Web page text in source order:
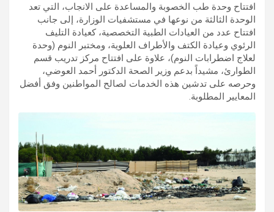
افتتاح وحدة طب الخصوبة والمساعدة على الانجاب، التي تعد
الوحدة الثالثة من نوعها في مستشفيات الوزارة، إلى جانب
افتتاح عدد من العيادات الطبية التخصصية، كعيادة التليف
الرئوي وعيادة الكتف والأطراف العلوية، ومختبر النوم (وحدة
لعلاج اضطرابات النوم)، علاوة على افتتاح مركز تدريب قسم
الطوارئ، مشيداً بدعم وزير الصحة الدكتور أحمد العوضي،
وحرصه على تدشين هذه الخدمات لصالح المواطنين وفق أفضل
المعايير المطلوبة.